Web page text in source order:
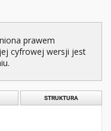
prawem
cyfrowej wersji jest
STRUKTURA